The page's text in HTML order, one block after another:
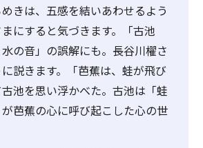
きは、五感を結いあわせるよう
にすると気づきます。「古池
音」の誤解にも。長谷川櫂さ
説きます。「芭蕉は、蛙が飛び
池を思い浮かべた。古池は「蛙
芭蕉の心に呼び起こした心の世